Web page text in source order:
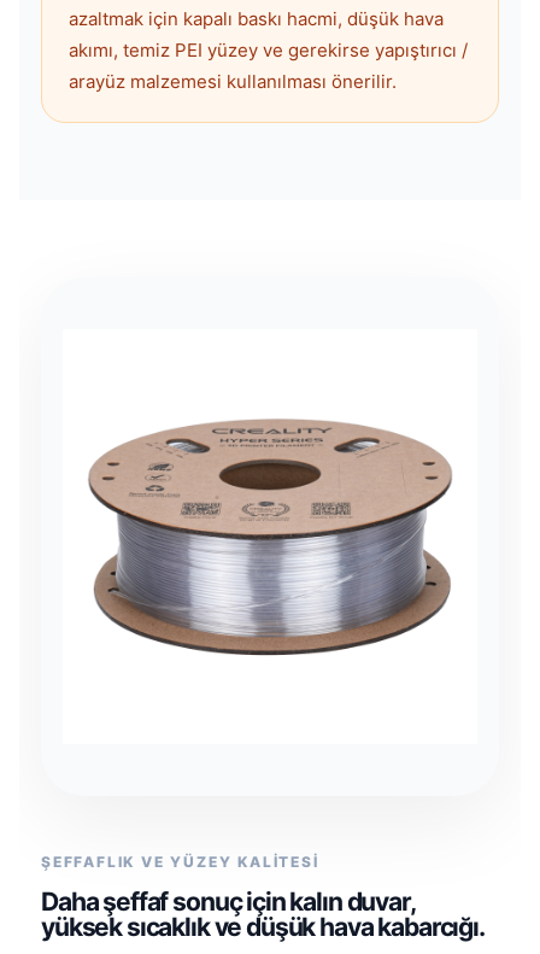
azaltmak için kapalı baskı hacmi, düşük hava
akımı, temiz PEI yüzey ve gerekirse yapıştırıcı /
arayüz malzemesi kullanılması önerilir.
ŞEFFAFLIK VE YÜZEY KALİTESİ
Daha şeffaf sonuç için kalın duvar,
yüksek sıcaklık ve düşük hava kabarcığı.